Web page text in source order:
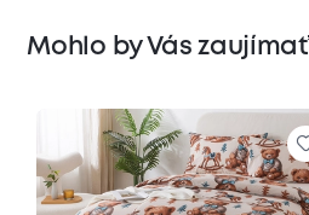
Mohlo by Vás zaujímať